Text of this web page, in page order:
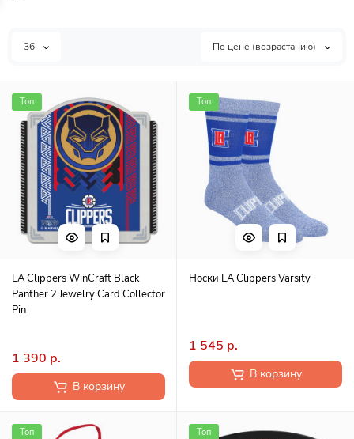
36 По цене (возрастанию)
Топ
LA Clippers WinCraft Black
Panther 2 Jewelry Card Collector
Pin
1 390 р.
В корзину
Топ
Носки LA Clippers Varsity
1 545 р.
В корзину
Топ Топ